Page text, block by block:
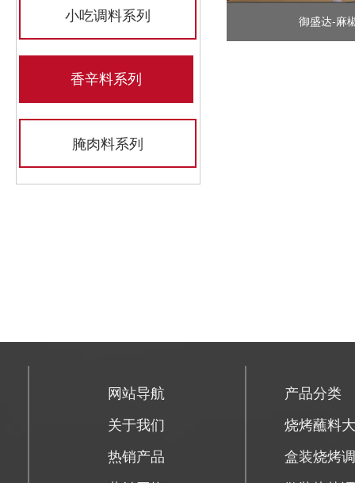
小吃调料系列
香辛料系列
腌肉料系列
御盛达-麻
网站导航
关于我们
热销产品
产品分类
烧烤蘸料
盒装烧烤